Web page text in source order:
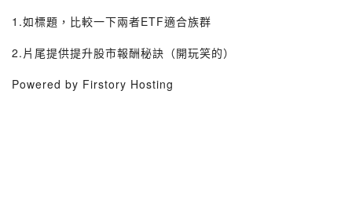
1.如標題，比較一下兩者ETF適合族群
2.片尾提供提升股市報酬秘訣（開玩笑的）
Powered by Firstory Hosting